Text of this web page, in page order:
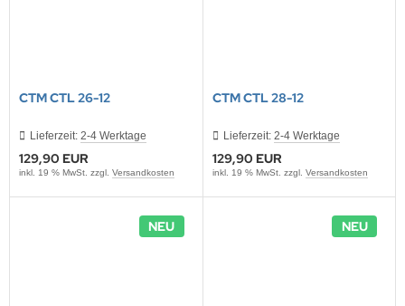
CTM CTL 26-12
Lieferzeit: 2-4 Werktage
129,90 EUR
inkl. 19 % MwSt. zzgl. Versandkosten
CTM CTL 28-12
Lieferzeit: 2-4 Werktage
129,90 EUR
inkl. 19 % MwSt. zzgl. Versandkosten
NEU NEU